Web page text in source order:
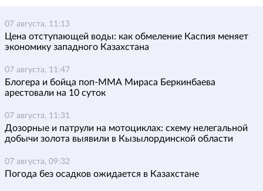
07 августа, 11:13
Цена отступающей воды: как обмеление Каспия меняет
экономику западного Казахстана
07 августа, 11:47
Блогера и бойца поп-ММА Мираса Беркинбаева
арестовали на 10 суток
07 августа, 11:31
Дозорные и патрули на мотоциклах: схему нелегальной
добычи золота выявили в Кызылординской области
07 августа, 09:32
Погода без осадков ожидается в Казахстане